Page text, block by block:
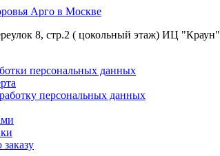
8, стр.2 ( цокольный этаж) ИЦ "Краун"
персональных данных
персональных данных